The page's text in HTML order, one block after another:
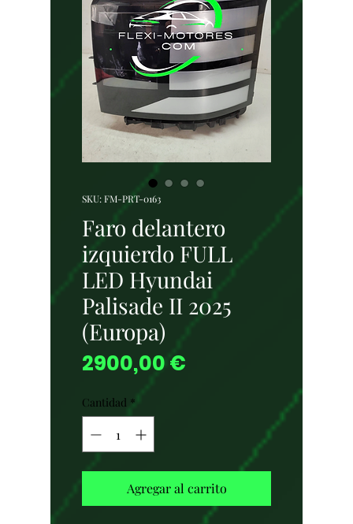
SKU: FM-PRT-0163
Faro delantero
izquierdo FULL
LED Hyundai
Palisade II 2025
(Europa)
2900,00 €
Cantidad *
Agregar al carrito